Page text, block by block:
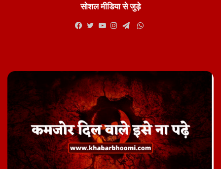
सोशल मीडिया से जुड़े
WhatsApp